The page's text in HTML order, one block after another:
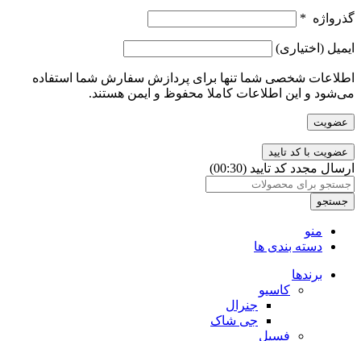
گذرواژه *
ایمیل (اختیاری)
اطلاعات شخصی شما تنها برای پردازش سفارش شما استفاده
می‌شود و این اطلاعات کاملا محفوظ و ایمن هستند.
عضویت
ارسال مجدد کد تایید (00:
30
)
جستجو
منو
دسته بندی ها
برندها
کاسیو
جنرال
جی شاک
فسیل